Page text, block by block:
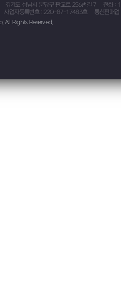
경기도 성남시 분당구 판교로 256번길 7
전화 :
사업자등록번호 : 220-87-17483호
통신판매
All Rights Reserved.